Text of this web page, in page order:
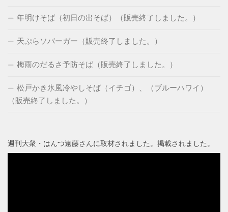
年明けそば（初日の出そば）（販売終了しました。）
天ぷらソバーガー（販売終了しました。）
梅雨のだるさ予防そば（販売終了しました。）
松戸かき氷風冷やしそば（イチゴ）、（ブルーハワイ）
（販売終了しました。）
週刊大衆・はんつ遠藤さんに取材されました。掲載されました。